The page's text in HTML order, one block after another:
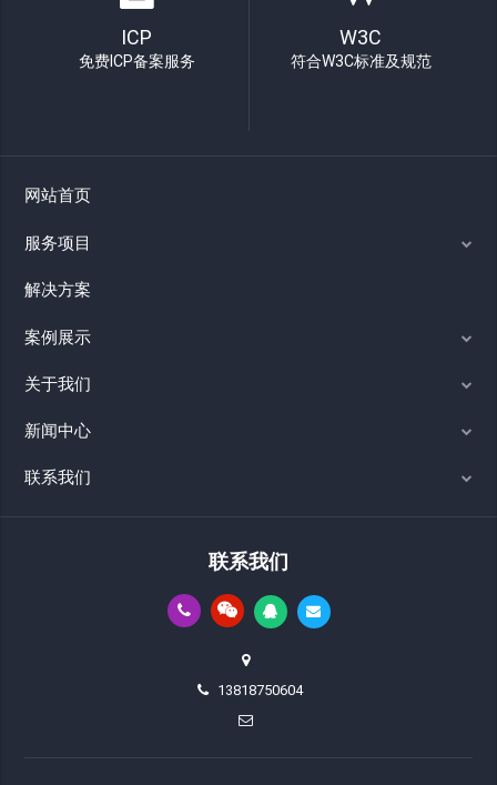
ICP
免费ICP备案服务
W3C
符合W3C标准及规范
网站首页
服务项目
解决方案
案例展示
关于我们
新闻中心
联系我们
联系我们
13818750604